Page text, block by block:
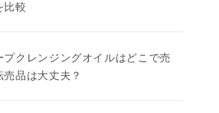
比較
プクレンジングオイルはどこで売
売品は大丈夫？